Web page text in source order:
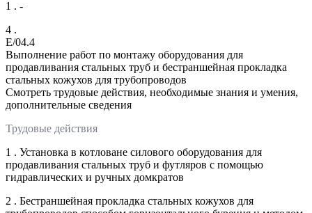
1 . -
4 .
E/04.4
Выполнение работ по монтажу оборудования для
продавливания стальных труб и бестраншейная прокладка
стальных кожухов для трубопроводов
Смотреть трудовые действия, необходимые знания и умения,
дополнительные сведения
Трудовые действия
1 . Установка в котловане силового оборудования для
продавливания стальных труб и футляров с помощью
гидравлических и ручных домкратов
2 . Бестраншейная прокладка стальных кожухов для